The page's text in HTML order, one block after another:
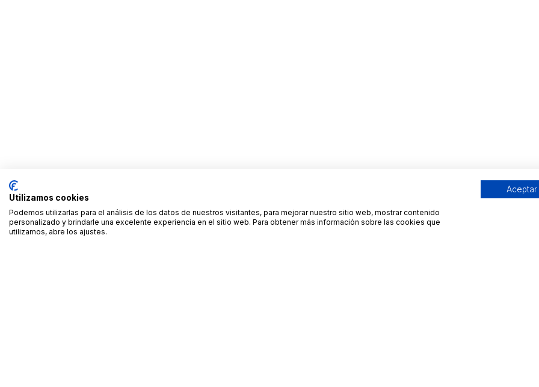
Utilizamos cookies
Podemos utilizarlas para el análisis de los datos de nuestros visitantes, para mejorar nuestro sitio web, mostrar contenido
personalizado y brindarle una excelente experiencia en el sitio web. Para obtener más información sobre las cookies que
utilizamos, abre los ajustes.